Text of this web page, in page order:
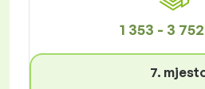
1 353 - 3
7.